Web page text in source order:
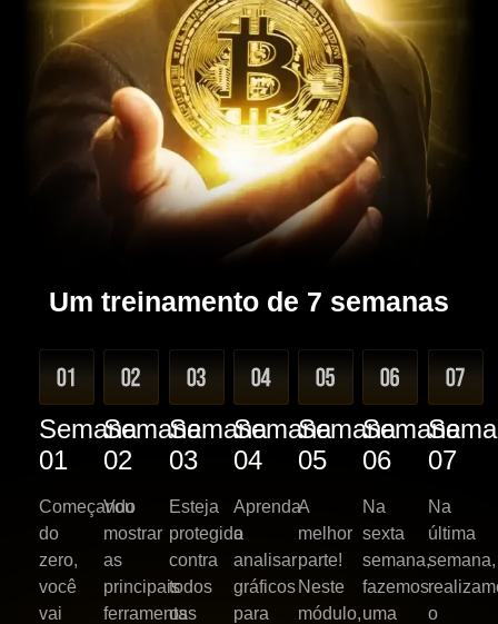
Um treinamento de 7 semanas
Semana
01
Começando
do
zero,
você
vai
Semana
02
Vou
mostrar
as
principais
ferramentas
Semana
03
Esteja
protegido
contra
todos
os
Semana
04
Aprenda
a
analisar
gráficos
para
Semana
05
A
melhor
parte!
Neste
módulo,
Semana
06
Na
sexta
semana,
fazemos
uma
07
Na
última
semana,
o